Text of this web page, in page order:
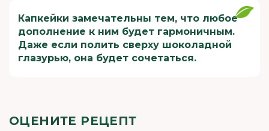
Капкейки замечательны тем, что любое
дополнение к ним будет гармоничным.
Даже если полить сверху шоколадной
глазурью, она будет сочетаться.
ОЦЕНИТЕ РЕЦЕПТ